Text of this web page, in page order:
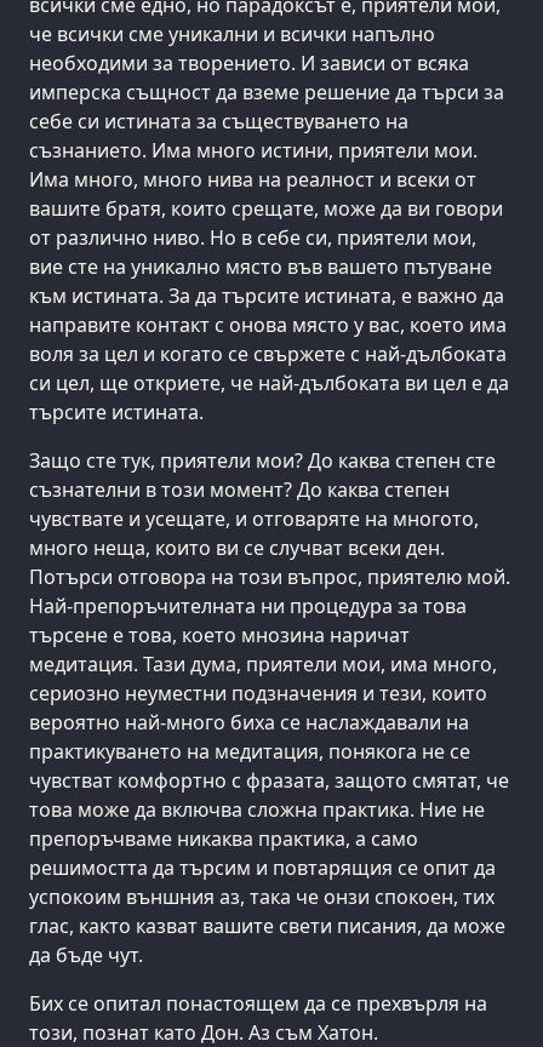
че всички сме уникални и всички напълно
необходими за творението. И зависи от всяка
имперска същност да вземе решение да търси за
себе си истината за съществуването на
съзнанието. Има много истини, приятели мои.
Има много, много нива на реалност и всеки от
вашите братя, които срещате, може да ви говори
от различно ниво. Но в себе си, приятели мои,
вие сте на уникално място във вашето пътуване
към истината. За да търсите истината, е важно да
направите контакт с онова място у вас, което има
воля за цел и когато се свържете с най-дълбоката
си цел, ще откриете, че най-дълбоката ви цел е да
търсите истината.
Защо сте тук, приятели мои? До каква степен сте
съзнателни в този момент? До каква степен
чувствате и усещате, и отговаряте на многото,
много неща, които ви се случват всеки ден.
Потърси отговора на този въпрос, приятелю мой.
Най-препоръчителната ни процедура за това
търсене е това, което мнозина наричат
медитация. Тази дума, приятели мои, има много,
сериозно неуместни подзначения и тези, които
вероятно най-много биха се наслаждавали на
практикуването на медитация, понякога не се
чувстват комфортно с фразата, защото смятат, че
това може да включва сложна практика. Ние не
препоръчваме никаква практика, а само
решимостта да търсим и повтарящия се опит да
успокоим външния аз, така че онзи спокоен, тих
глас, както казват вашите свети писания, да може
да бъде чут.
Бих се опитал понастоящем да се прехвърля на
този, познат като Дон. Аз съм Хатон.